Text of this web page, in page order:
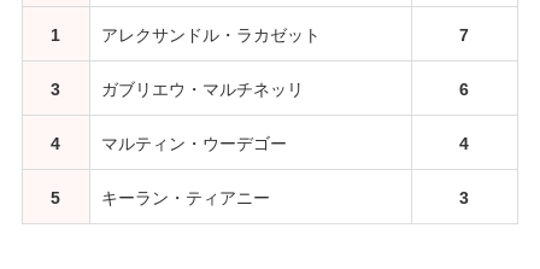
1 アレクサンドル・ラカゼット 7
3 ガブリエウ・マルチネッリ 6
4 マルティン・ウーデゴー 4
5 キーラン・ティアニー 3